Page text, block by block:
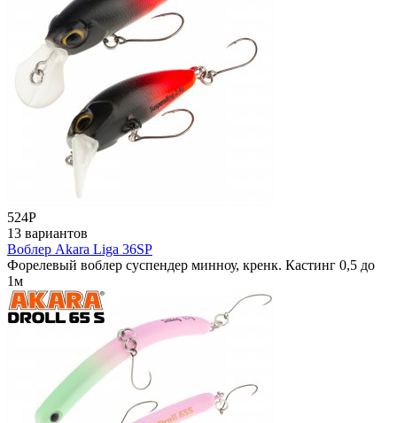
524Р
13 вариантов
Воблер Akara Liga 36SP
Форелевый воблер суспендер минноу, кренк. Кастинг 0,5 до
1м